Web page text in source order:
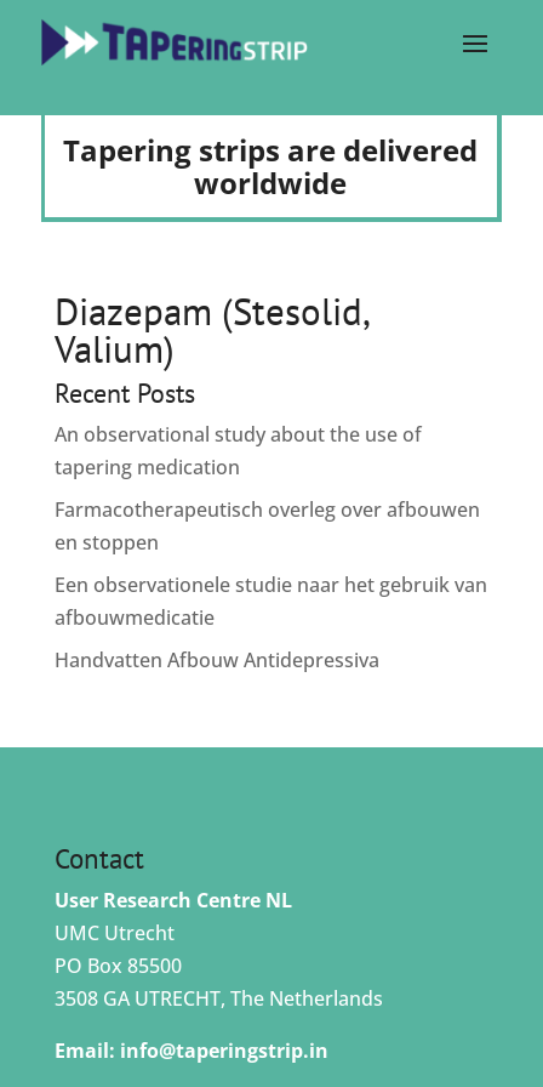
Tapering strips are delivered
worldwide
Diazepam (Stesolid,
Valium)
Recent Posts
An observational study about the use of
tapering medication
Farmacotherapeutisch overleg over afbouwen
en stoppen
Een observationele studie naar het gebruik van
afbouwmedicatie
Handvatten Afbouw Antidepressiva
Contact
User Research Centre NL
UMC Utrecht
PO Box 85500
3508 GA UTRECHT, The Netherlands
Email: info@taperingstrip.in